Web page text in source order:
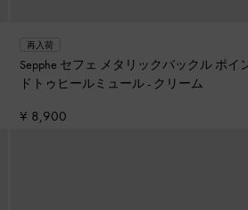
再入荷
Sepphe セフェ メタリックバックル ポイ
ドトゥヒールミュール - クリーム
¥ 8,900